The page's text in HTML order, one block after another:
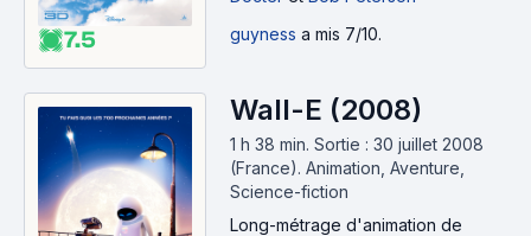
7.5
guyness a mis 7/10.
Wall-E (2008)
1 h 38 min. Sortie : 30 juillet 2008
(France). Animation, Aventure,
Science-fiction
Long-métrage d'animation de